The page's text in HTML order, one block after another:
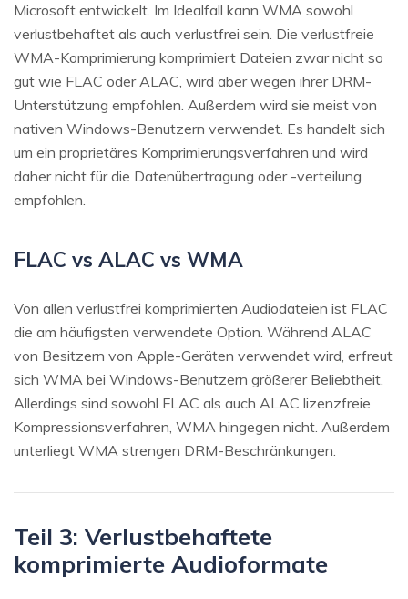
Microsoft entwickelt. Im Idealfall kann WMA sowohl
verlustbehaftet als auch verlustfrei sein. Die verlustfreie
WMA-Komprimierung komprimiert Dateien zwar nicht so
gut wie FLAC oder ALAC, wird aber wegen ihrer DRM-
Unterstützung empfohlen. Außerdem wird sie meist von
nativen Windows-Benutzern verwendet. Es handelt sich
um ein proprietäres Komprimierungsverfahren und wird
daher nicht für die Datenübertragung oder -verteilung
empfohlen.
FLAC vs ALAC vs WMA
Von allen verlustfrei komprimierten Audiodateien ist FLAC
die am häufigsten verwendete Option. Während ALAC
von Besitzern von Apple-Geräten verwendet wird, erfreut
sich WMA bei Windows-Benutzern größerer Beliebtheit.
Allerdings sind sowohl FLAC als auch ALAC lizenzfreie
Kompressionsverfahren, WMA hingegen nicht. Außerdem
unterliegt WMA strengen DRM-Beschränkungen.
Teil 3: Verlustbehaftete
komprimierte Audioformate